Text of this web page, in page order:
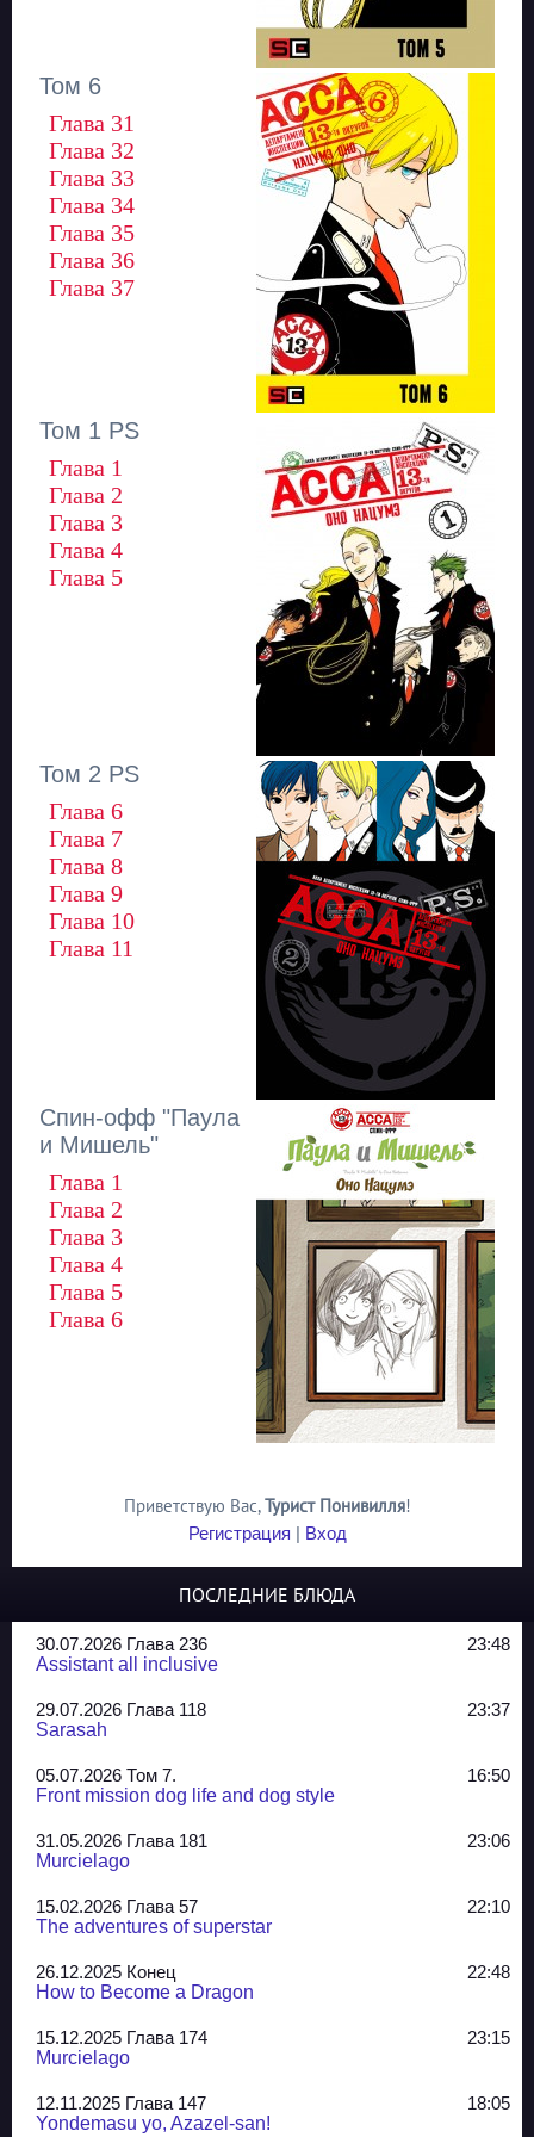
Том 6
Глава 31
Глава 32
Глава 33
Глава 34
Глава 35
Глава 36
Глава 37
Том 1 PS
Глава 1
Глава 2
Глава 3
Глава 4
Глава 5
Том 2 PS
Глава 6
Глава 7
Глава 8
Глава 9
Глава 10
Глава 11
Спин-офф "Паула
и Мишель"
Глава 1
Глава 2
Глава 3
Глава 4
Глава 5
Глава 6
Приветствую Вас,Турист Понивилля!
Регистрация | Вход
ПОСЛЕДНИЕ БЛЮДА
30.07.2026 Глава 236
23:48
Assistant all inclusive
29.07.2026 Глава 118
23:37
Sarasah
05.07.2026 Том 7.
16:50
Front mission dog life and dog style
31.05.2026 Глава 181
23:06
Murcielago
15.02.2026 Глава 57
22:10
The adventures of superstar
26.12.2025 Конец
22:48
How to Become a Dragon
15.12.2025 Глава 174
23:15
Murcielago
12.11.2025 Глава 147
18:05
Yondemasu yo, Azazel-san!